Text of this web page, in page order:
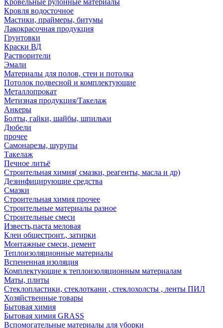
Кровельные рулонные материалы
Кровля водосточное
Мастики, праймеры, битумы
Лакокрасочная продукция
Грунтовки
Краски ВД
Растворители
Эмали
Материалы для полов, стен и потолка
Потолок подвесной и комплектующие
Металлопрокат
Метизная продукция/Такелаж
Анкеры
Болты, гайки, шайбы, шпильки
Дюбели
прочее
Самонарезы, шурупы
Такелаж
Печное литьё
Строительная химия( смазки, реагенты, масла и др)
Дезинфицирующие средства
Смазки
Строительная химия прочее
Строительные материалы разное
Строительные смеси
Известь,паста меловая
Клеи общестроит., затирки
Монтажные смеси, цемент
Теплоизоляционные материалы
Вспененная изоляция
Комплектующие к теплоизоляционным материалам
Маты, плиты
Стеклопластики, стеклоткани , стеклохолсты , ленты ПИЛ
Хозяйственные товары
Бытовая химия
Бытовая химия GRASS
Вспомогательные материалы для уборки